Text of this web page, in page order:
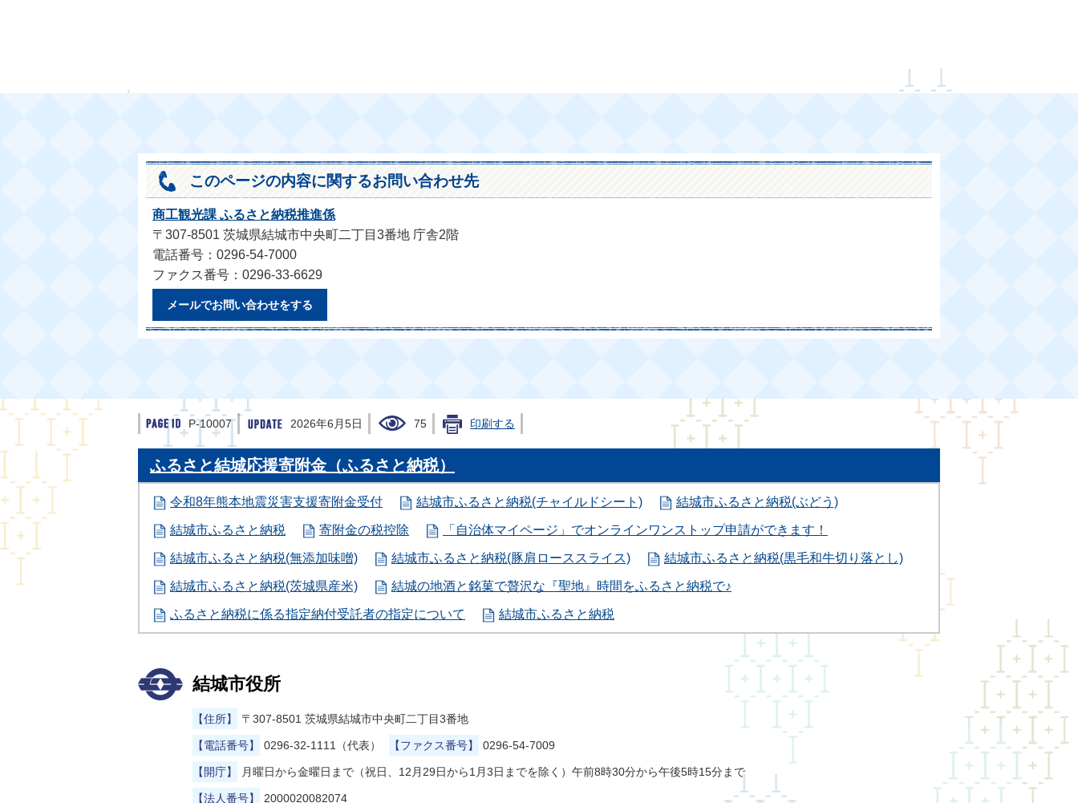
このページの内容に関するお問い合わせ先
商工観光課 ふるさと納税推進係
〒307-8501 茨城県結城市中央町二丁目3番地 庁舎2階
電話番号：0296-54-7000
ファクス番号：0296-33-6629
メールでお問い合わせをする
P-10007 2026年6月5日 75 印刷する
ふるさと結城応援寄附金（ふるさと納税）
令和8年熊本地震災害支援寄附金受付 結城市ふるさと納税(チャイルドシート) 結城市ふるさと納税(ぶどう)
結城市ふるさと納税 寄附金の税控除 「自治体マイページ」でオンラインワンストップ申請ができます！
結城市ふるさと納税(無添加味噌) 結城市ふるさと納税(豚肩ローススライス) 結城市ふるさと納税(黒毛和牛切り落とし)
結城市ふるさと納税(茨城県産米) 結城の地酒と銘菓で贅沢な『聖地』時間をふるさと納税で♪
ふるさと納税に係る指定納付受託者の指定について 結城市ふるさと納税
結城市役所
【住所】 〒307-8501 茨城県結城市中央町二丁目3番地
【電話番号】 0296-32-1111（代表） 【ファクス番号】 0296-54-7009
【開庁】 月曜日から金曜日まで（祝日、12月29日から1月3日までを除く）午前8時30分から午後5時15分まで
【法人番号】 2000020082074